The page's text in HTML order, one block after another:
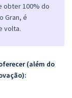
obter 100% do
Gran, é
volta.
(além do